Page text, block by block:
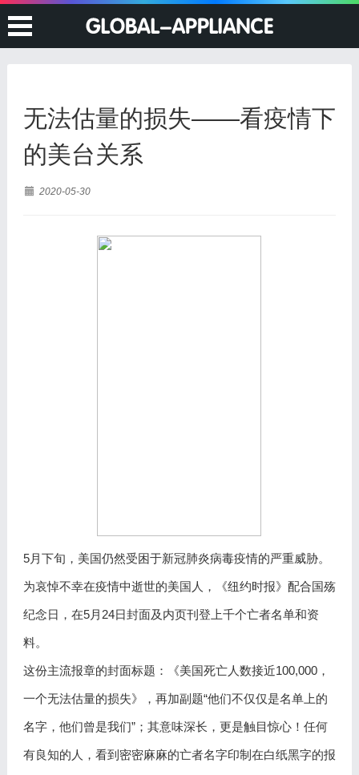
无法估量的损失——看疫情下
的美台关系
2020-05-30
5月下旬，美国仍然受困于新冠肺炎病毒疫情的严重威胁。
为哀悼不幸在疫情中逝世的美国人，《纽约时报》配合国殇
纪念日，在5月24日封面及内页刊登上千个亡者名单和资
料。
这份主流报章的封面标题：《美国死亡人数接近100,000，
一个无法估量的损失》，再加副题“他们不仅仅是名单上的
名字，他们曾是我们”；其意味深长，更是触目惊心！任何
有良知的人，看到密密麻麻的亡者名字印制在白纸黑字的报